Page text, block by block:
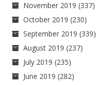
November 2019 (337)
October 2019 (230)
September 2019 (339)
August 2019 (237)
July 2019 (235)
June 2019 (282)